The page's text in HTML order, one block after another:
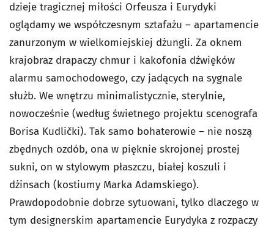
dzieje tragicznej miłości Orfeusza i Eurydyki
oglądamy we współczesnym sztafażu – apartamencie
zanurzonym w wielkomiejskiej dżungli. Za oknem
krajobraz drapaczy chmur i kakofonia dźwięków
alarmu samochodowego, czy jadących na sygnale
służb. We wnętrzu minimalistycznie, sterylnie,
nowocześnie (według świetnego projektu scenografa
Borisa Kudlički). Tak samo bohaterowie – nie noszą
zbędnych ozdób, ona w pięknie skrojonej prostej
sukni, on w stylowym płaszczu, białej koszuli i
dżinsach (kostiumy Marka Adamskiego).
Prawdopodobnie dobrze sytuowani, tylko dlaczego w
tym designerskim apartamencie Eurydyka z rozpaczy